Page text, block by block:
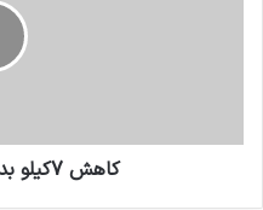
کاهش 7کیلو بدون آسیب به بدن